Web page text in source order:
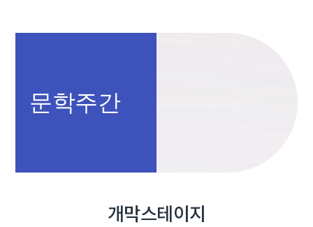
문학주간
개막스테이지